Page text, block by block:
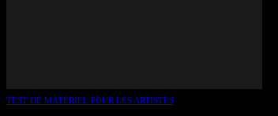
TEST DE MATÉRIEL POUR LES ARTISTES